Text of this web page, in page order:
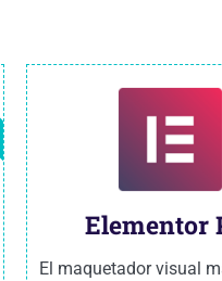
Elementor
El maquetador visual